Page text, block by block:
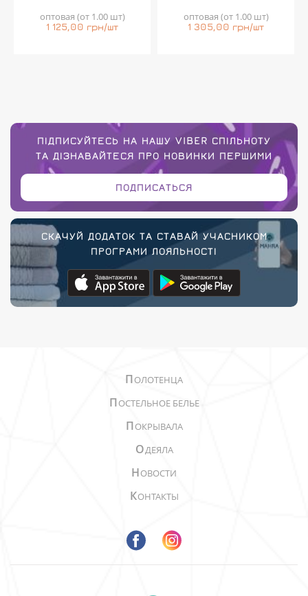
оптовая (от 1.00 шт)
1 125,00 грн/шт
оптовая (от 1.00 шт)
1 305,00 грн/шт
ПІДПИСУЙТЕСЬ НА НАШУ VIBER СПІЛЬНОТУ
ТА ДІЗНАВАЙТЕСЯ ПРО НОВИНКИ ПЕРШИМИ
ПОДПИСАТЬСЯ
СКАЧУЙ ДОДАТОК ТА СТАВАЙ УЧАСНИКОМ
ПРОГРАМИ ЛОЯЛЬНОСТІ
ПОЛОТЕНЦА
ПОСТЕЛЬНОЕ БЕЛЬЕ
ПОКРЫВАЛА
ОДЕЯЛА
НОВОСТИ
КОНТАКТЫ